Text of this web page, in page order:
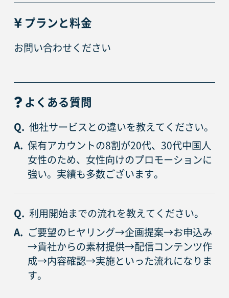
プランと料金
お問い合わせください
よくある質問
Q. 他社サービスとの違いを教えてください。
A. 保有アカウントの8割が20代、30代中国人
女性のため、女性向けのプロモーションに
強い。実績も多数ございます。
Q. 利用開始までの流れを教えてください。
A.
ご要望のヒヤリング→企画提案→お申込み
→貴社からの素材提供→配信コンテンツ作
成→内容確認→実施といった流れになりま
す。